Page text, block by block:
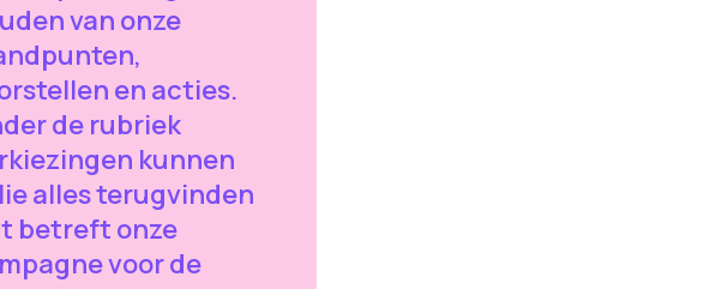
van onze
en acties.
de rubriek
kunnen
alles terugvinden
betreft onze
voor de